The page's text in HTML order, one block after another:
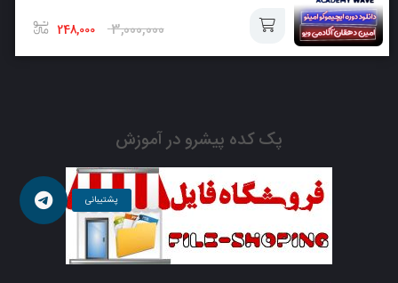
سبد
3,000,000
248,000
سبد
پک کده پیشرو در آموزش